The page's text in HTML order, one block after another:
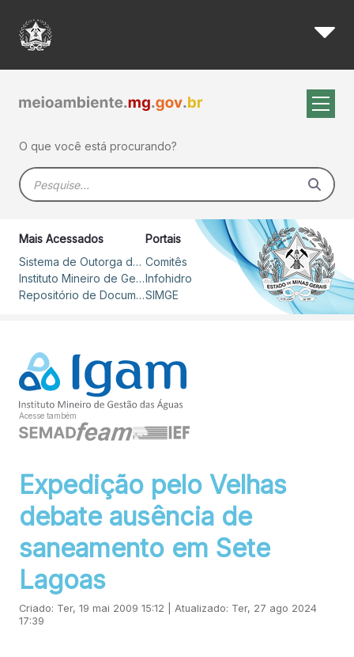
Pular para o Conteúdo principal
Expedição pelo Velhas
O que você está procurando?
Barra de busca
Mais Acessados
Sistema de Outorga de Direito de Uso de Recursos Hídricos – SOUT
Instituto Mineiro de Gestão das Águas
Repositório de Documentos
Portais
Comitês
Infohidro
SIMGE
Acesse também
Expedição pelo Velhas
debate ausência de
saneamento em Sete
Lagoas
Criado: Ter, 19 mai 2009 15:12 | Atualizado: Ter, 27 ago 2024
17:39